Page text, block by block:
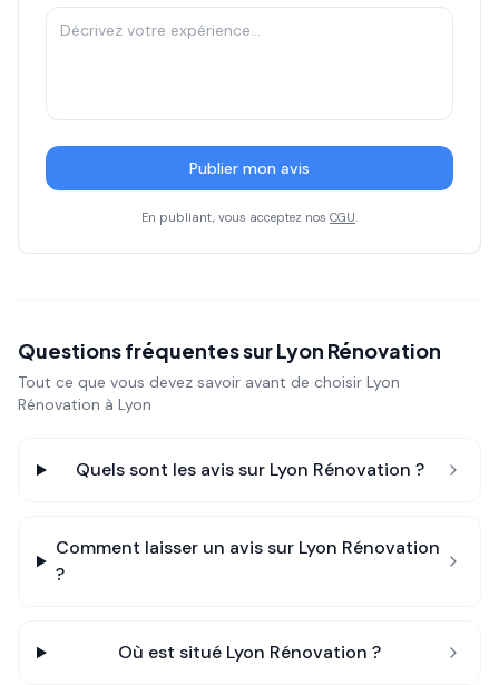
Publier mon avis
En publiant, vous acceptez nos CGU.
Questions fréquentes surLyon Rénovation
Tout ce que vous devez savoir avant de choisir Lyon
Rénovation à Lyon
Quels sont les avis sur Lyon Rénovation ?
Comment laisser un avis sur Lyon Rénovation
?
Où est situé Lyon Rénovation ?